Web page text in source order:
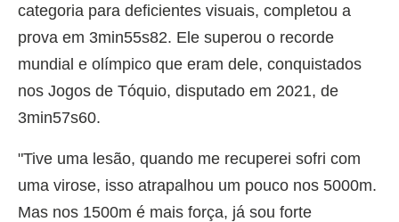
categoria para deficientes visuais, completou a
prova em 3min55s82. Ele superou o recorde
mundial e olímpico que eram dele, conquistados
nos Jogos de Tóquio, disputado em 2021, de
3min57s60.
"Tive uma lesão, quando me recuperei sofri com
uma virose, isso atrapalhou um pouco nos 5000m.
Mas nos 1500m é mais força, já sou forte